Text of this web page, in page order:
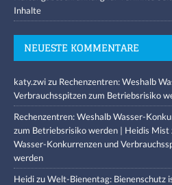
Inhalte
NEUESTE KOMMENTARE
katy.zwizu Rechenzentren: Weshalb
Verbrauchsspitzen zum Betriebsrisiko
Rechenzentren: Weshalb Wasser-
zum Betriebsrisiko werden | Heidis Mist
Wasser-Konkurrenzen und
werden
HeidizuWelt-Bienentag: Bienenschutz